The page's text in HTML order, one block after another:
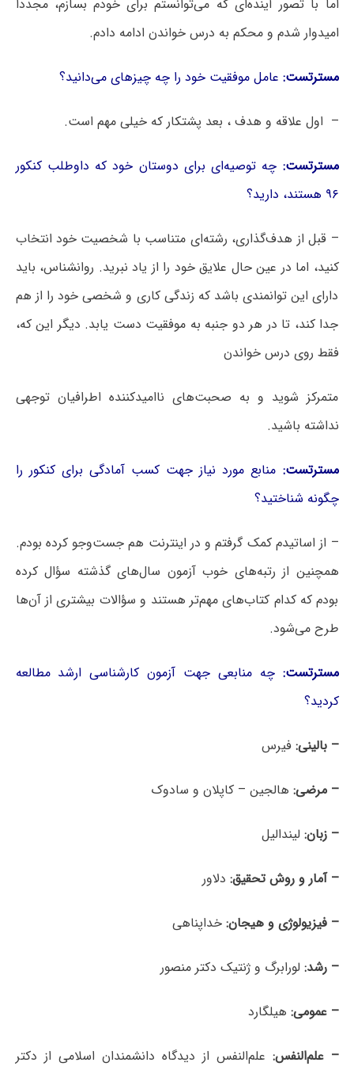
اما با تصور آینده‌ای که می‌توانستم برای خودم بسازم، مجدداً
امیدوار شدم و محکم به درس خواندن ادامه دادم.
مسترتست: عامل موفقیت خود را چه چیزهای می‌دانید؟
– اول علاقه و هدف ، بعد پشتکار که خیلی مهم است.
مسترتست: چه توصیه‌ای برای دوستان خود که داوطلب کنکور
۹۶ هستند، دارید؟
– قبل از هدف‌گذاری، رشته‌ای متناسب با شخصیت خود انتخاب
کنید، اما در عین حال علایق خود را از یاد نبرید. روانشناس، باید
دارای این توانمندی باشد که زندگی کاری و شخصی خود را از هم
جدا کند، تا در هر دو جنبه به موفقیت دست یابد. دیگر این که،
فقط روی درس خواندن
متمرکز شوید و به صحبت‌های ناامیدکننده اطرافیان توجهی
نداشته باشید.
مسترتست: منابع مورد نیاز جهت کسب آمادگی برای کنکور را
چگونه شناختید؟
– از اساتیدم کمک گرفتم و در اینترنت هم جست‌وجو کرده بودم.
همچنین از رتبه‌های خوب آزمون سال‌های گذشته سؤال کرده
بودم که کدام کتاب‌های مهم‌تر هستند و سؤالات بیشتری از آن‌ها
طرح می‌شود.
مسترتست: چه منابعی جهت آزمون کارشناسی ارشد مطالعه
کردید؟
– بالینی: فیرس
– مرضی: هالجین – کاپلان و سادوک
– زبان: لیندالیل
– آمار و روش تحقیق: دلاور
– فیزیولوژی و هیجان: خداپناهی
– رشد: لورابرگ و ژنتیک دکتر منصور
– عمومی: هیلگارد
– علم‌النفس: علم‌النفس از دیدگاه دانشمندان اسلامی از دکتر